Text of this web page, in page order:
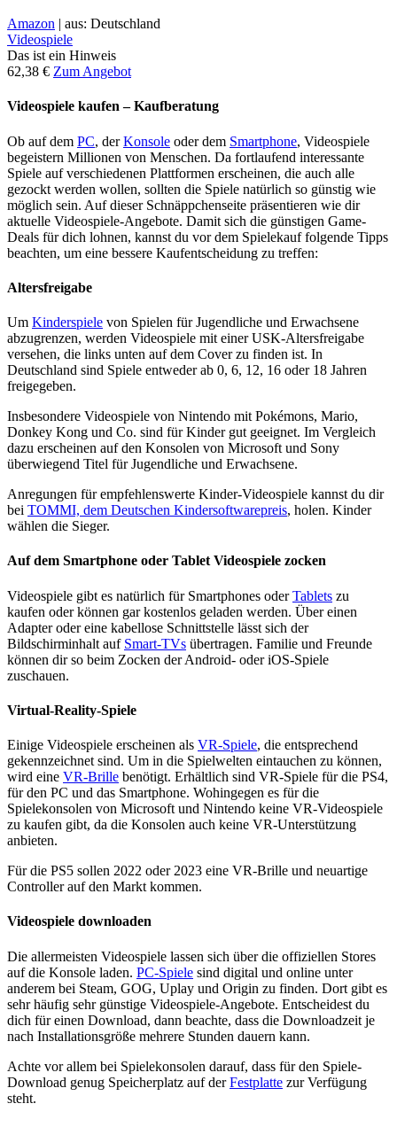
Amazon | aus: Deutschland
Videospiele
Das ist ein Hinweis
62,38 € Zum Angebot
Videospiele kaufen – Kaufberatung
Ob auf dem PC, derKonsole oder dem Smartphone, Videospiele
begeistern Millionen von Menschen. Da fortlaufend interessante
Spiele auf verschiedenen Plattformen erscheinen, die auch alle
gezockt werden wollen, sollten die Spiele natürlich so günstig wie
möglich sein. Auf dieser Schnäppchenseite präsentieren wie dir
aktuelle Videospiele-Angebote. Damit sich die günstigen Game-
Deals für dich lohnen, kannst du vor dem Spielekauf folgende Tipps
beachten, um eine bessere Kaufentscheidung zu treffen:
Altersfreigabe
Um Kinderspiele von Spielen für Jugendliche und Erwachsene
abzugrenzen, werden Videospiele mit einer USK-Altersfreigabe
versehen, die links unten auf dem Cover zu finden ist. In
Deutschland sind Spiele entweder ab 0, 6, 12, 16 oder 18 Jahren
freigegeben.
Insbesondere Videospiele von Nintendo mit Pokémons, Mario,
Donkey Kong und Co. sind für Kinder gut geeignet. Im Vergleich
dazu erscheinen auf den Konsolen von Microsoft und Sony
überwiegend Titel für Jugendliche und Erwachsene.
Anregungen für empfehlenswerte Kinder-Videospiele kannst du dir
bei TOMMI, dem Deutschen Kindersoftwarepreis, holen. Kinder
wählen die Sieger.
Auf dem Smartphone oder Tablet Videospiele zocken
Videospiele gibt es natürlich für Smartphones oderTablets zu
kaufen oder können gar kostenlos geladen werden. Über einen
Adapter oder eine kabellose Schnittstelle lässt sich der
Bildschirminhalt auf Smart-TVs übertragen. Familie und Freunde
können dir so beim Zocken der Android- oder iOS-Spiele
zuschauen.
Virtual-Reality-Spiele
Einige Videospiele erscheinen als VR-Spiele, die entsprechend
gekennzeichnet sind. Um in die Spielwelten eintauchen zu können,
wird eine VR-Brille benötigt. Erhältlich sind VR-Spiele für die PS4,
für den PC und das Smartphone. Wohingegen es für die
Spielekonsolen von Microsoft und Nintendo keine VR-Videospiele
zu kaufen gibt, da die Konsolen auch keine VR-Unterstützung
anbieten.
Für die PS5 sollen 2022 oder 2023 eine VR-Brille und neuartige
Controller auf den Markt kommen.
Videospiele downloaden
Die allermeisten Videospiele lassen sich über die offiziellen Stores
auf die Konsole laden. PC-Spiele sind digital und online unter
anderem bei Steam, GOG, Uplay und Origin zu finden. Dort gibt es
sehr häufig sehr günstige Videospiele-Angebote. Entscheidest du
dich für einen Download, dann beachte, dass die Downloadzeit je
nach Installationsgröße mehrere Stunden dauern kann.
Achte vor allem bei Spielekonsolen darauf, dass für den Spiele-
Download genug Speicherplatz auf derFestplatte zur Verfügung
steht.